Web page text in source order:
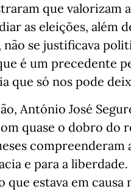
que valorizam
as eleições, além
se justificava
é um precedente
que só nos pode
António José
quase o dobro do
e para a
que estava em